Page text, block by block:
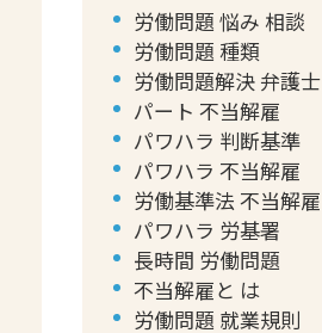
労働問題 悩み 相談
労働問題 種類
労働問題解決 弁護士
パート 不当解雇
パワハラ 判断基準
パワハラ 不当解雇
労働基準法 不当解雇
パワハラ 労基署
長時間 労働問題
不当解雇と は
労働問題 就業規則